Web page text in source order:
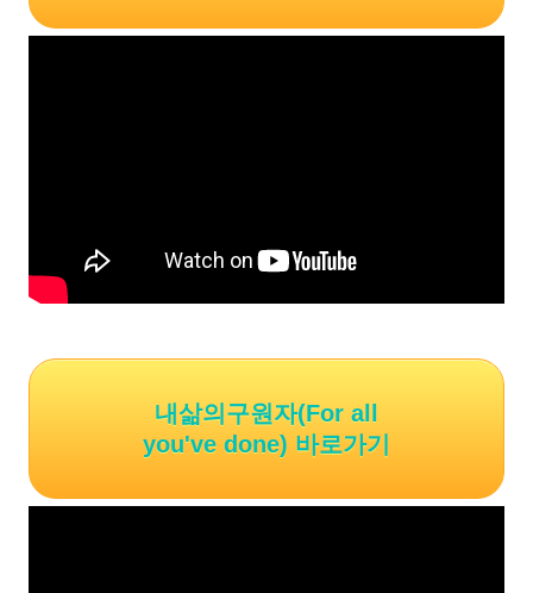
내삶의구원자(For all
you've done) 바로가기